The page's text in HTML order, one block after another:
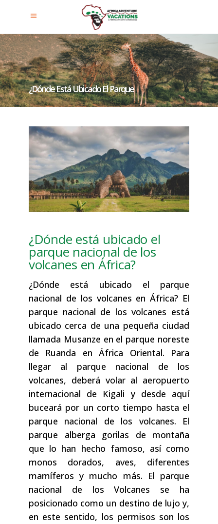
¿Dónde Está Ubicado El Parque
África?
¿Dónde está ubicado el
parque nacional de los
volcanes en África?
¿Dónde está ubicado el parque
nacional de los volcanes en África? El
parque nacional de los volcanes está
ubicado cerca de una pequeña ciudad
llamada Musanze en el parque noreste
de Ruanda en África Oriental. Para
llegar al parque nacional de los
volcanes, deberá volar al aeropuerto
internacional de Kigali y desde aquí
buceará por un corto tiempo hasta el
parque nacional de los volcanes. El
parque alberga gorilas de montaña
que lo han hecho famoso, así como
monos dorados, aves, diferentes
mamíferos y mucho más. El parque
nacional de los Volcanes se ha
posicionado como un destino de lujo y,
en este sentido, los permisos son los